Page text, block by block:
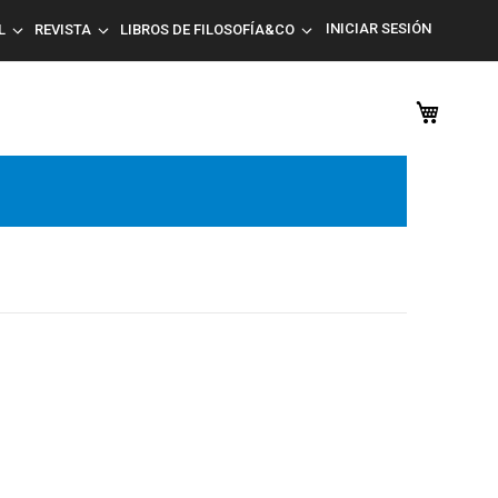
REVISTA LIBROS DE FILOSOFÍA&CO INICIAR SESIÓN